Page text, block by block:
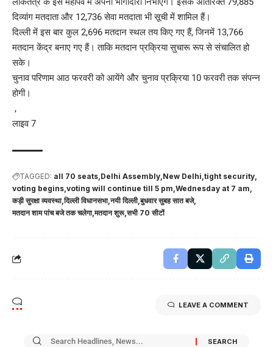
दिव्यांग मतदाता और 12,736 सेवा मतदाता भी सूची में शामिल हैं।
दिल्ली में इस बार कुल 2,696 मतदान स्थल तय किए गए हैं, जिनमें 13,766
मतदान केंद्र बनाए गए हैं। ताकि मतदान प्रक्रिया सुचारू रूप से संचालित हो
सके।
चुनाव परिणाम आठ फरवरी को आयेंगे और चुनाव प्रक्रिया 10 फरवरी तक संपन्न
होगी।
,
लाइव 7
TAGGED: all 70 seats Delhi Assembly New Delhi tight security
voting begins voting will continue till 5 pm Wednesday at 7 am
कड़ी सुरक्षा व्यवस्था दिल्ली विधानसभा नयी दिल्ली बुधवार सुबह सात बजे
मतदान शाम पांच बजे तक चलेगा मतदान शुरू सभी 70 सीटों
LEAVE A COMMENT